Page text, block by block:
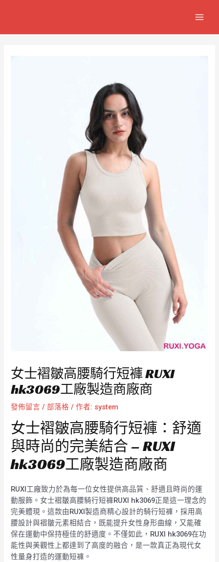
女士褶皺高腰騎行短褲 RUXI
hk3069工廠製造商廠商
發佈留言 /部落格 / 作者: system
女士褶皺高腰騎行短褲：舒適
與時尚的完美結合 – RUXI
hk3069工廠製造商廠商
RUXI工廠致力於為每一位女性提供高品質、舒適且時尚的運
動服飾。女士褶皺高腰騎行短褲RUXI hk3069正是這一理念的
完美體現。這款由RUXI製造商精心設計的騎行短褲，採用高
腰設計與褶皺元素相結合，既能提升女性身形曲線，又能確
保在運動中保持極佳的舒適度。不僅如此，RUXI hk3069在功
能性與美觀性上都達到了高度的融合，是一款真正為現代女
性量身打造的運動短褲。